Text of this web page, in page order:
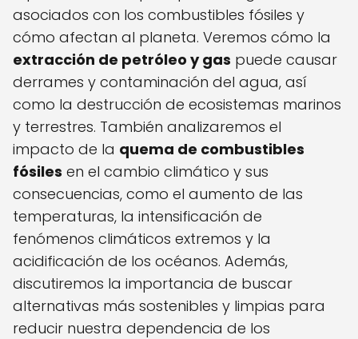
asociados con los combustibles fósiles y
cómo afectan al planeta. Veremos cómo la
extracción de petróleo y gas puede causar
derrames y contaminación del agua, así
como la destrucción de ecosistemas marinos
y terrestres. También analizaremos el
impacto de la quema de combustibles
fósiles en el cambio climático y sus
consecuencias, como el aumento de las
temperaturas, la intensificación de
fenómenos climáticos extremos y la
acidificación de los océanos. Además,
discutiremos la importancia de buscar
alternativas más sostenibles y limpias para
reducir nuestra dependencia de los